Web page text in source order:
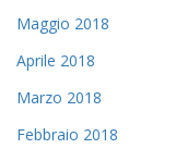
Maggio 2018
Aprile 2018
Marzo 2018
Febbraio 2018